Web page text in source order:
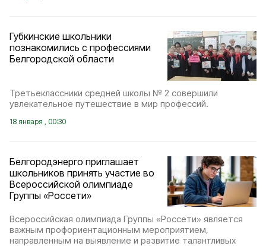
Губкинские школьники
познакомились с профессиями
Белгородской области
Третьеклассники средней школы № 2 совершили
увлекательное путешествие в мир профессий.
18 января , 00:30
Белгородэнерго приглашает
школьников принять участие во
Всероссийской олимпиаде
Группы «Россети»
Всероссийская олимпиада Группы «Россети» является
важным профориентационным мероприятием,
направленным на выявление и развитие талантливых